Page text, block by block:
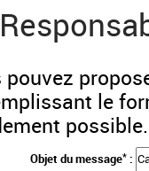
pouvez
le
possible.
Objet du message* :